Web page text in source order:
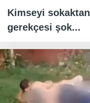
Kimseyi sokaktan
gerekçesi şok...